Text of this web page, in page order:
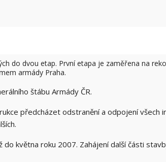
do dvou etap. První etapa je zaměřena na
armády Praha.
štábu Armády ČR.
předcházet odstranění a odpojení všech
května roku 2007. Zahájení další části